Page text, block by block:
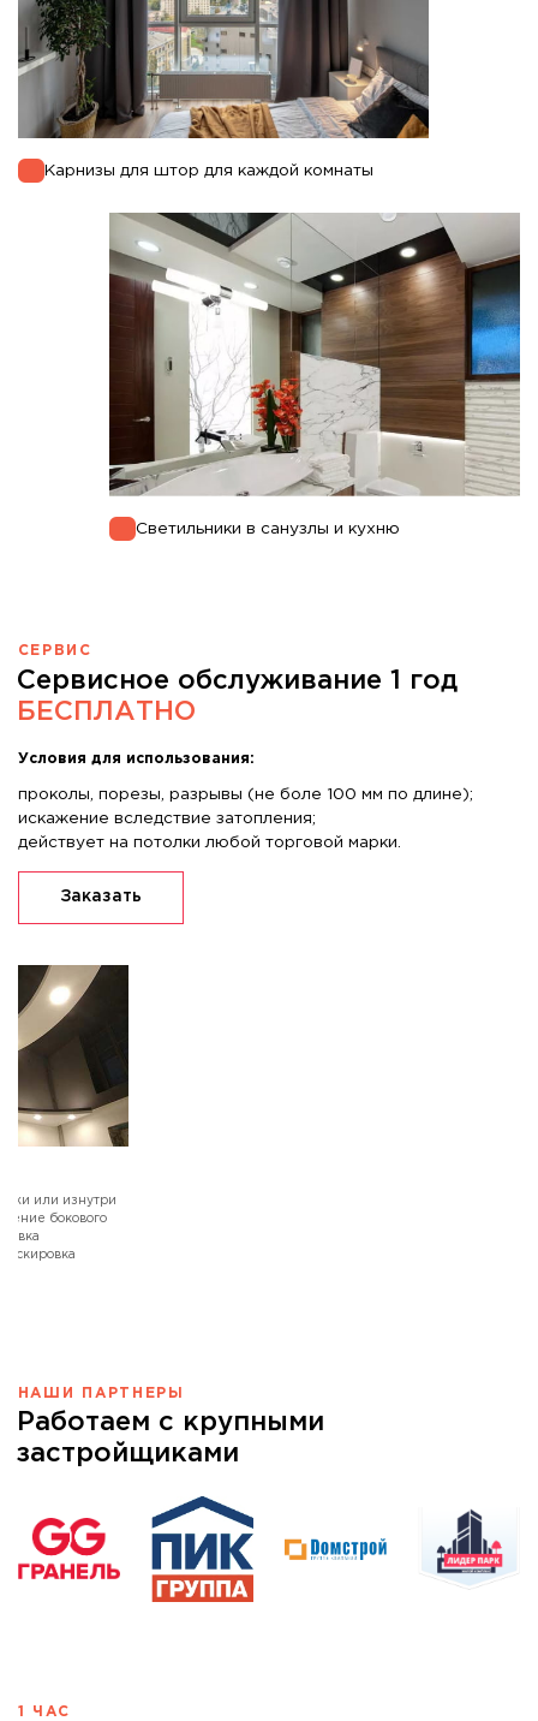
Карнизы для штор для каждой комнаты
Светильники в санузлы и кухню
СЕРВИС
Сервисное обслуживание 1 год
БЕСПЛАТНО
Условия для использования:
проколы, порезы, разрывы (не боле 100 мм по длине);
искажение вследствие затопления;
действует на потолки любой торговой марки.
Заказать
или изнутри
бокового
НАШИ ПАРТНЕРЫ
Работаем с крупными
застройщиками
1 ЧАС